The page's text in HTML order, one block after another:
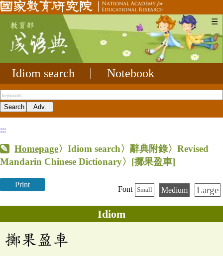
☰
Idiom search Notebook
:::
Homepage〉Idiom search〉辭典附錄〉Revised
Mandarin Chinese Dictionary〉 [擲果盈車]
Print
Font Small Medium Large
Idiom
擲果盈車